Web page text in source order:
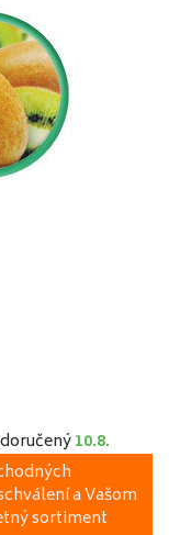
10.8.
a Vašom
sortiment